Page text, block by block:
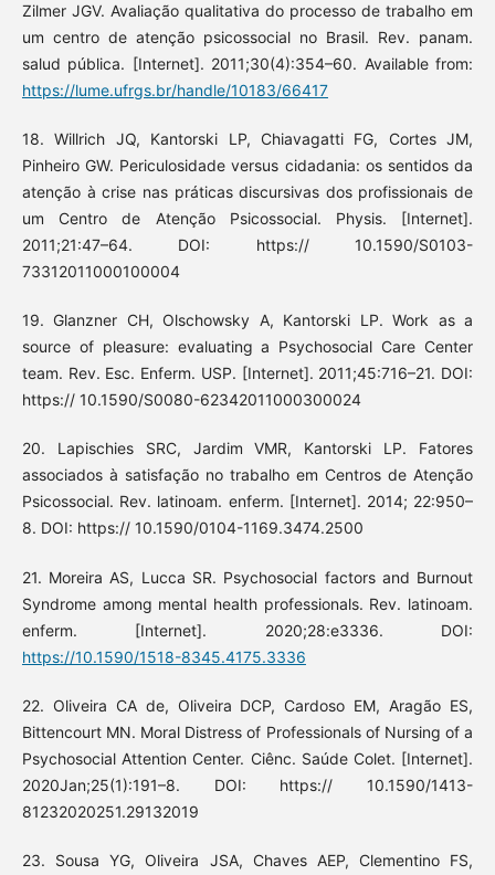
Zilmer JGV. Avaliação qualitativa do processo de trabalho em
um centro de atenção psicossocial no Brasil. Rev. panam.
salud pública. [Internet]. 2011;30(4):354–60. Available from:
https://lume.ufrgs.br/handle/10183/66417
18. Willrich JQ, Kantorski LP, Chiavagatti FG, Cortes JM,
Pinheiro GW. Periculosidade versus cidadania: os sentidos da
atenção à crise nas práticas discursivas dos profissionais de
um Centro de Atenção Psicossocial. Physis. [Internet].
2011;21:47–64. DOI: https:// 10.1590/S0103-
73312011000100004
19. Glanzner CH, Olschowsky A, Kantorski LP. Work as a
source of pleasure: evaluating a Psychosocial Care Center
team. Rev. Esc. Enferm. USP. [Internet]. 2011;45:716–21. DOI:
https:// 10.1590/S0080-62342011000300024
20. Lapischies SRC, Jardim VMR, Kantorski LP. Fatores
associados à satisfação no trabalho em Centros de Atenção
Psicossocial. Rev. latinoam. enferm. [Internet]. 2014; 22:950–
8. DOI: https:// 10.1590/0104-1169.3474.2500
21. Moreira AS, Lucca SR. Psychosocial factors and Burnout
Syndrome among mental health professionals. Rev. latinoam.
enferm. [Internet]. 2020;28:e3336. DOI:
https://10.1590/1518-8345.4175.3336
22. Oliveira CA de, Oliveira DCP, Cardoso EM, Aragão ES,
Bittencourt MN. Moral Distress of Professionals of Nursing of a
Psychosocial Attention Center. Ciênc. Saúde Colet. [Internet].
2020Jan;25(1):191–8. DOI: https:// 10.1590/1413-
81232020251.29132019
23. Sousa YG, Oliveira JSA, Chaves AEP, Clementino FS,